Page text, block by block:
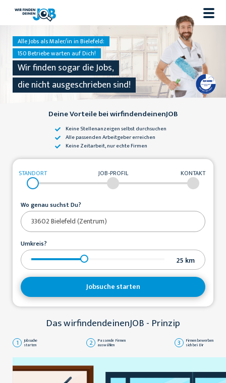
Alle Jobs als Maler/in in Bielefeld:
150 Betriebe warten auf Dich!
Wir finden sogar die Jobs,
die nicht ausgeschrieben sind!
Deine Vorteile bei wirfindendeinenJOB
Keine Stellenanzeigenselbst durchsuchen
Alle passendenArbeitgeber erreichen
Keine Zeitarbeit,nur echte Firmen
STANDORT JOB-PROFIL KONTAKT
Wo genau suchst Du?
Umkreis?
25 km
Jobsuche starten
Das wirfindendeinenJOB - Prinzip
1 Jobsuche
starten 2 Passende Firmen
auswählen 3 Firmen bewerben
sich bei Dir